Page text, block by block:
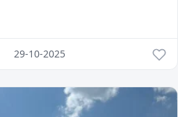
975 m², ktorý sa n
29-10-2025